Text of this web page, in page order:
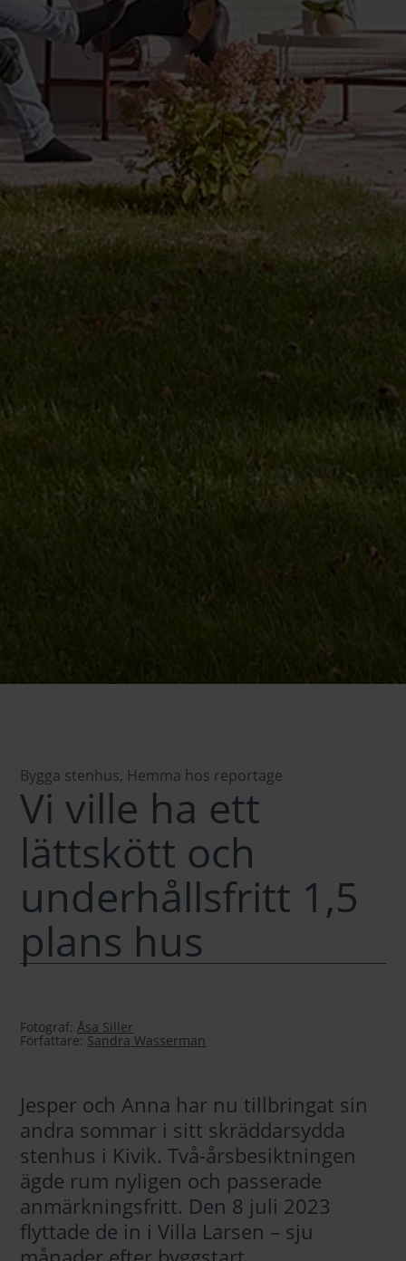
Bygga stenhus, Hemma hos reportage
Vi ville ha ett
lättskött och
underhållsfritt 1,5
plans hus
Fotograf:Åsa Siller
Författare: Sandra Wasserman
Jesper och Anna har nu tillbringat sin
andra sommar i sitt skräddarsydda
stenhus i Kivik.Två-årsbesiktningen
ägde rum nyligen och passerade
anmärkningsfritt. Den 8 juli 2023
flyttade de in i Villa Larsen – sju